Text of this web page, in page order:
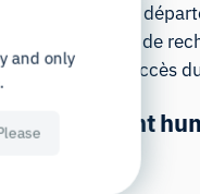
, directrice du
laboratoire de
conduit au succès
and only